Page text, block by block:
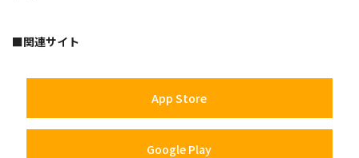
■関連サイト
App Store
Google Play